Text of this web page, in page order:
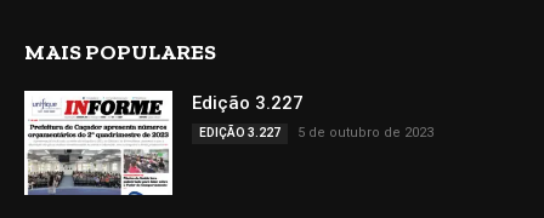
MAIS POPULARES
Edição 3.227
EDIÇÃO 3.227 5 de outubro de 2023